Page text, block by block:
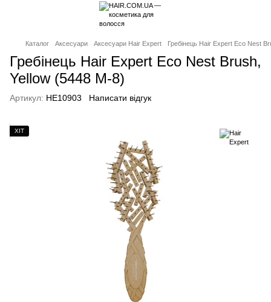
Каталог Аксесуари Аксесуари Hair Expert Гребінець Hair Expert Eco Nest
Гребінець Hair Expert Eco Nest Brush,
Yellow (5448 M-8)
Артикул: HE10903 Написати відгук
ХІТ